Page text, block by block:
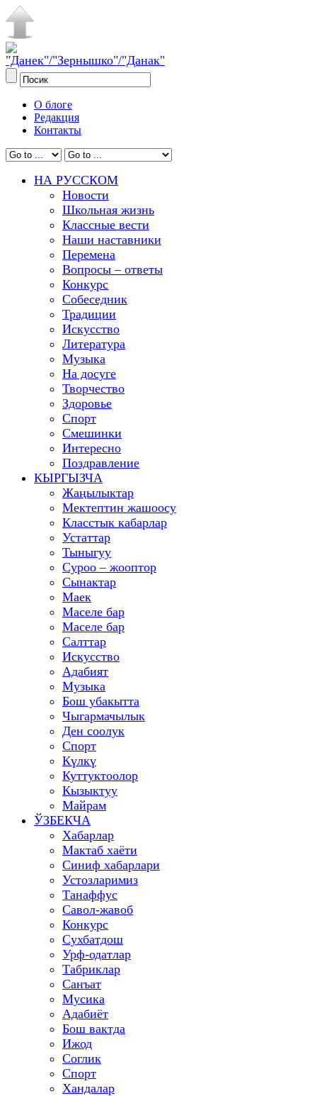
О блоге
Редакция
Контакты
НА РУССКОМ
Новости
Школьная жизнь
Классные вести
Наши наставники
Перемена
Вопросы – ответы
Конкурс
Собеседник
Традиции
Искусство
Литература
Музыка
На досуге
Творчество
Здоровье
Спорт
Смешинки
Интересно
Поздравление
КЫРГЫЗЧА
Жаңылыктар
Мектептин жашоосу
Класстык кабарлар
Устаттар
Тыныгуу
Суроо – жооптор
Сынактар
Маек
Маселе бар
Маселе бар
Салттар
Искусство
Адабият
Музыка
Бош убакытта
Чыгармачылык
Ден соолук
Спорт
Күлкү
Куттуктоолор
Кызыктуу
Майрам
ЎЗБЕКЧА
Хабарлар
Мактаб хаёти
Синиф хабарлари
Устозларимиз
Танаффус
Савол-жавоб
Конкурс
Сухбатдош
Урф-одатлар
Табриклар
Санъат
Мусика
Адабиёт
Бош вактда
Ижод
Соглик
Спорт
Хандалар